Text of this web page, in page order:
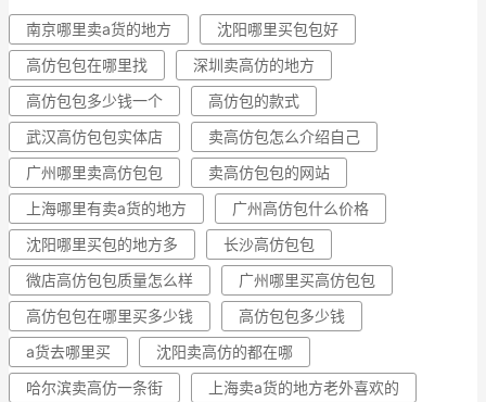
南京哪里卖a货的地方
沈阳哪里买包包好
高仿包包在哪里找
深圳卖高仿的地方
高仿包包多少钱一个
高仿包的款式
武汉高仿包包实体店
卖高仿包怎么介绍自己
广州哪里卖高仿包包
卖高仿包包的网站
上海哪里有卖a货的地方
广州高仿包什么价格
沈阳哪里买包的地方多
长沙高仿包包
微店高仿包包质量怎么样
广州哪里买高仿包包
高仿包包在哪里买多少钱
高仿包包多少钱
a货去哪里买
沈阳卖高仿的都在哪
哈尔滨卖高仿一条街
上海卖a货的地方老外喜欢的